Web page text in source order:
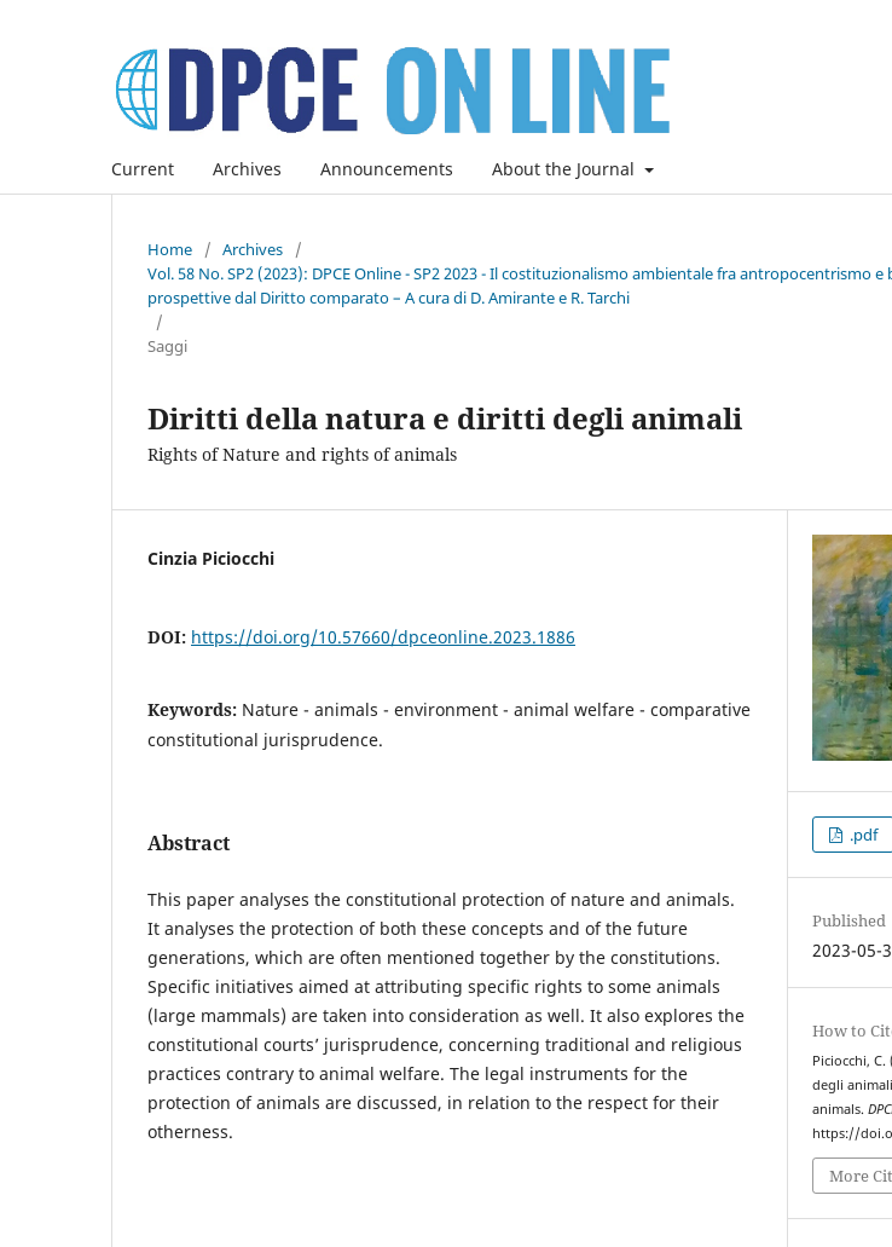
Current Archives Announcements About the Journal
Home / Archives
/
Vol. 58 No. SP2 (2023): DPCE Online - SP2 2023 - Il costituzionalismo ambientale fra antropocentrismo
prospettive dal Diritto comparato – A cura di D. Amirante e R. Tarchi
/
Saggi
Diritti della natura e diritti degli animali
Rights of Nature and rights of animals
Cinzia Piciocchi
DOI: https://doi.org/10.57660/dpceonline.2023.1886
Keywords: Nature - animals - environment - animal welfare - comparative
constitutional jurisprudence.
Abstract
This paper analyses the constitutional protection of nature and animals.
It analyses the protection of both these concepts and of the future
generations, which are often mentioned together by the constitutions.
Specific initiatives aimed at attributing specific rights to some animals
(large mammals) are taken into consideration as well. It also explores the
constitutional courts’ jurisprudence, concerning traditional and religious
practices contrary to animal welfare. The legal instruments for the
protection of animals are discussed, in relation to the respect for their
otherness.
.pdf
Published
2023-05-
How to
Piciocchi,
degli
animals.
https://
More